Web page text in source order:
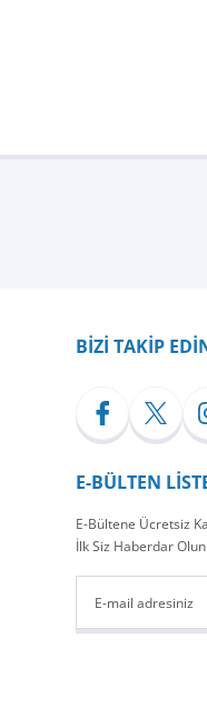
BİZİ TAKİP
E-BÜLTEN
E-Bültene Ücretsiz
İlk Siz Haberdar